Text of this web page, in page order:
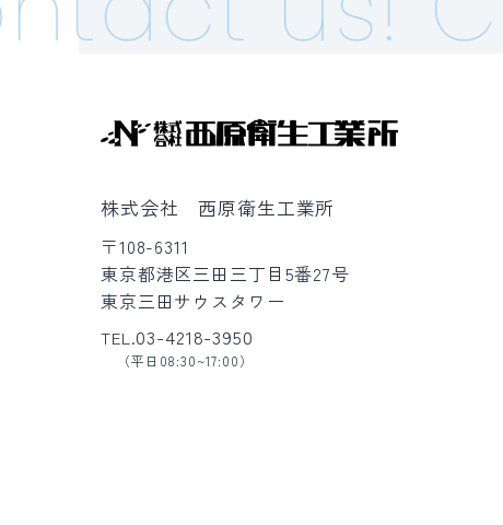
株式会社 西原衛生工業所
〒108-6311
東京都港区三田三丁目5番27号
東京三田サウスタワー
TEL.03-4218-3950
（平日08:30~17:00）